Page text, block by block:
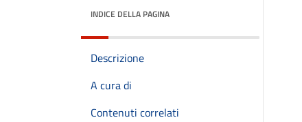
INDICE DELLA PAGINA
Descrizione
A cura di
Contenuti correlati